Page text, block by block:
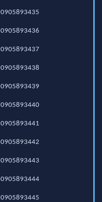
0905893435
0905893436
0905893437
0905893438
0905893439
0905893440
0905893441
0905893442
0905893443
0905893444
0905893445